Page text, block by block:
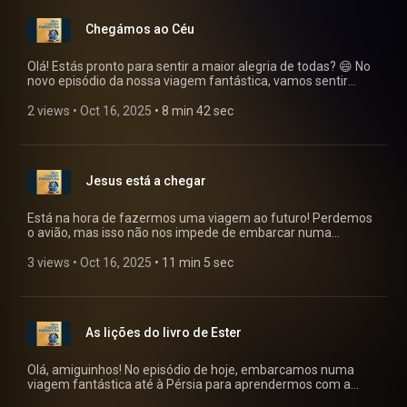
As flores nunca murcham e podemos dormir nos bosques
sem problema nenhum!
Chegámos ao Céu
Olá! Estás pronto para sentir a maior alegria de todas? 😄 No
novo episódio da nossa viagem fantástica, vamos sentir
tocar harpa e festejar muito! Jesus está à nossa espera para
2 views • Oct 16, 2025 • 8 min 42 sec
Jesus está a chegar
Está na hora de fazermos uma viagem ao futuro! Perdemos
o avião, mas isso não nos impede de embarcar numa
Terra. Vamos observar o céu e descobrir os sinais que
que o amam e tristeza para os que o magoaram. Os que já
morreram ressuscitam com corpos novos e bonitos, prontos
para subir para a cidade de Deus. Junte-se a nós nesta
viagem fantástica de 7 dias e descubra como será este
momento especial!
3 views • Oct 16, 2025 • 11 min 5 sec
As lições do livro de Ester
Olá, amiguinhos! No episódio de hoje, embarcamos numa
viagem fantástica até à Pérsia para aprendermos com a